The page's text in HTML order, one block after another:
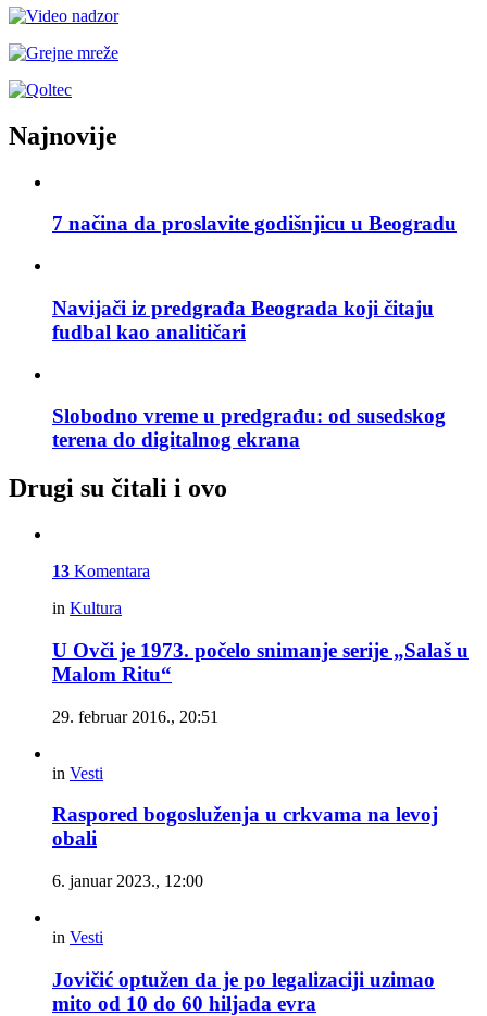
Najnovije
7 načina da proslavite godišnjicu u Beogradu
Navijači iz predgrađa Beograda koji čitaju
fudbal kao analitičari
Slobodno vreme u predgrađu: od susedskog
terena do digitalnog ekrana
Drugi su čitali i ovo
13 Komentara
in Kultura
U Ovči je 1973. počelo snimanje serije „Salaš u
Malom Ritu“
29. februar 2016., 20:51
in Vesti
Raspored bogosluženja u crkvama na levoj
obali
6. januar 2023., 12:00
in Vesti
Jovičić optužen da je po legalizaciji uzimao
mito od 10 do 60 hiljada evra